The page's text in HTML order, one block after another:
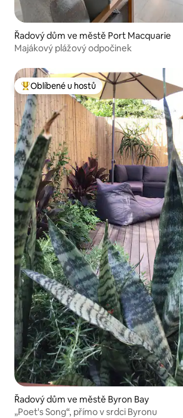
Řadový dům ve městě Port Macquarie
Majákový plážový odpočinek
Nejlepší v kategorii Oblíbené u hostů
Oblíbené u hostů
Řadový dům ve městě Byron Bay
„Poet's Song“, přímo v srdci Byronu